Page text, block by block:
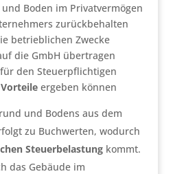
Boden im Privatvermögen
zurückbehalten
betrieblichen Zwecke
die GmbH übertragen
den Steuerpflichtigen
ergeben können
und Bodens aus dem
zu Buchwerten, wodurch
Steuerbelastungkommt.
das Gebäude im